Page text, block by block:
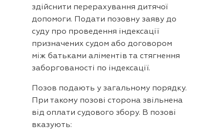
здійснити перерахування дитячої
допомоги. Подати позовну заяву до
суду про проведення індексації
призначених судом або договором
між батьками аліментів та стягнення
заборгованості по індексації.
Позов подають у загальному порядку.
При такому позові сторона звільнена
від оплати судового збору. В позові
вказують: